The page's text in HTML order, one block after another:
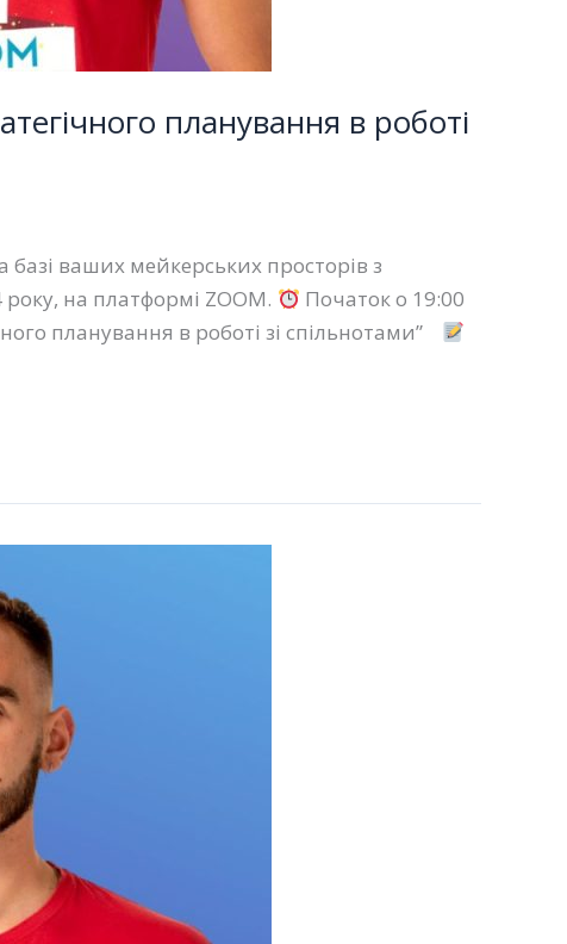
планування в роботі
ваших мейкерських просторів з
на платформі ZOOM.
Початок о 19:00
планування в роботі зі спільнотами”